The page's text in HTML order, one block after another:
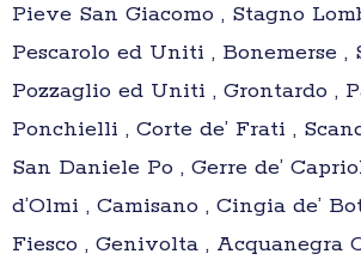
Pieve San Giacomo , Stagno
Pescarolo ed Uniti , Bonemerse ,
Pozzaglio ed Uniti , Grontardo ,
Ponchielli , Corte de’ Frati ,
San Daniele Po , Gerre de’
d’Olmi , Camisano , Cingia de’
Fiesco , Genivolta , Acquanegra